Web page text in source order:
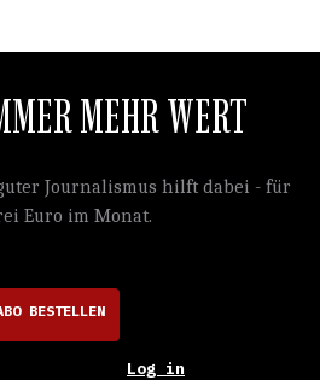
MEHR WERT
Journalismus hilft dabei - für
Euro im Monat.
BESTELLEN
Log in